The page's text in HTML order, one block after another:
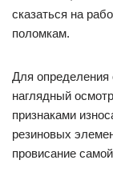
сказаться на
поломкам.
Для определения
наглядный
признаками
резиновых
провисание